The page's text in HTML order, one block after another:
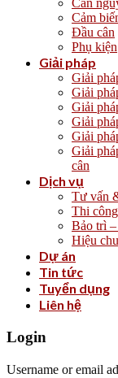
Cân
Cảm
Đầu cân
Phụ kiện
Giải pháp
Giải
Giải
Giải
Giải
Giải
Giải
cân
Dịch vụ
Tư vấn
Thi
Bảo trì –
Hiệu
Dự án
Tin tức
Tuyển dụng
Liên hệ
Login
Username or email